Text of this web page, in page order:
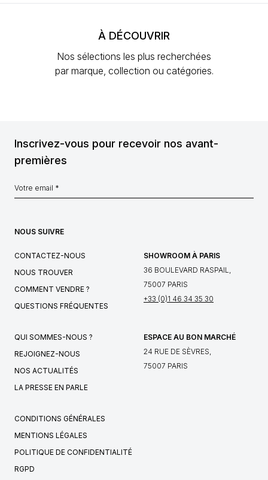
À DÉCOUVRIR
Nos sélections les plus recherchées
par marque, collection ou catégories.
Inscrivez-vous pour recevoir nos avant-
premières
NOUS SUIVRE
CONTACTEZ-NOUS
NOUS TROUVER
COMMENT VENDRE ?
QUESTIONS FRÉQUENTES
SHOWROOM À PARIS
36 BOULEVARD RASPAIL,
75007 PARIS
+33 (0)1 46 34 35 30
QUI SOMMES-NOUS ?
REJOIGNEZ-NOUS
NOS ACTUALITÉS
LA PRESSE EN PARLE
ESPACE AU BON MARCHÉ
24 RUE DE SÈVRES,
75007 PARIS
CONDITIONS GÉNÉRALES
MENTIONS LÉGALES
POLITIQUE DE CONFIDENTIALITÉ
RGPD